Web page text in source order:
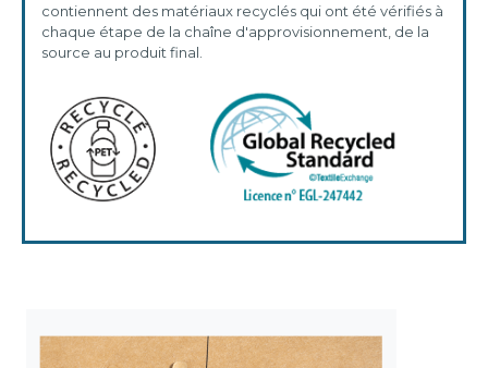
contiennent des matériaux recyclés qui ont été vérifiés à
chaque étape de la chaîne d'approvisionnement, de la
source au produit final.